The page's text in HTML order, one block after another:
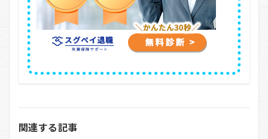
関連する記事